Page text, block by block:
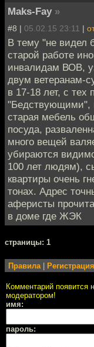
Maks-Fay »
#8 | 05.02.15 23:11 |
В тему "не видел
старой работе
инвалидам ВОВ,
двум ветеранам-
в 17-18 лет, с тех
"Бедствующими",
старая мебель
посуда,
много вещей
убираются
100 лет людям),
квартиры очень
тонах. Адрес
аферисты
в доме где ЖЭК
cтраницы: 1
Правила| Регистрация
Комментарий появится
модератором!
имя:
пароль: